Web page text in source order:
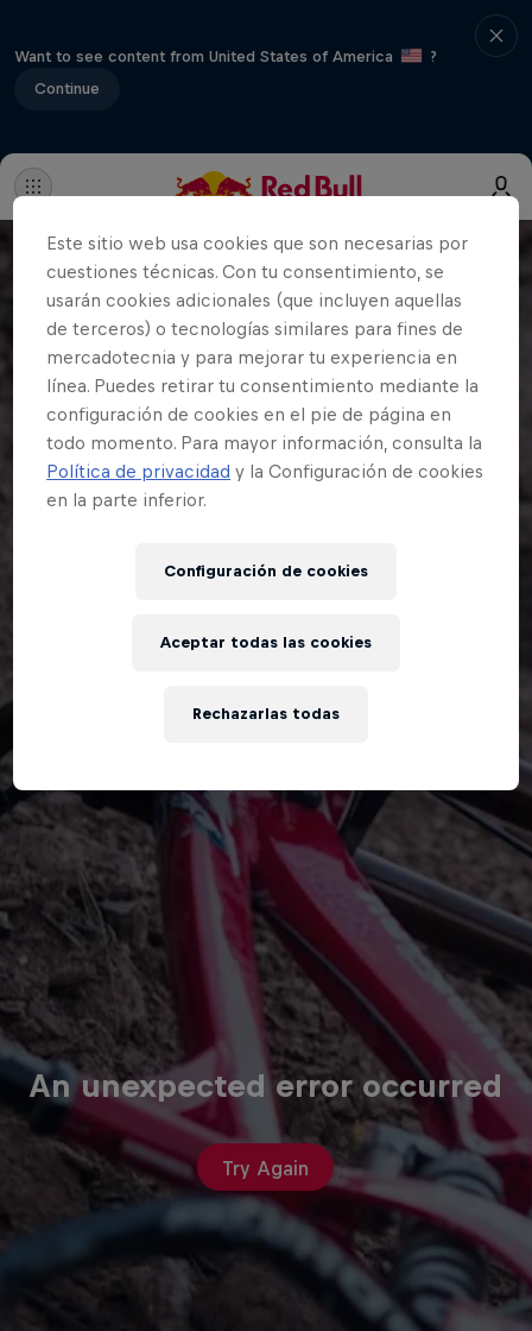
Want to see content from United States of America
?
Continue
An unexpected error occurred
Try Again
Este sitio web usa cookies que son necesarias por
cuestiones técnicas. Con tu consentimiento, se
usarán cookies adicionales (que incluyen aquellas
de terceros) o tecnologías similares para fines de
mercadotecnia y para mejorar tu experiencia en
línea. Puedes retirar tu consentimiento mediante la
configuración de cookies en el pie de página en
todo momento. Para mayor información, consulta la
Política de privacidad y la Configuración de cookies
en la parte inferior.
Configuración de cookies
Rechazarlas todas
Aceptar todas las cookies